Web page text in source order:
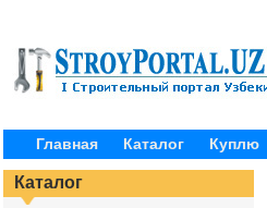
Главная Каталог Куплю
Каталог